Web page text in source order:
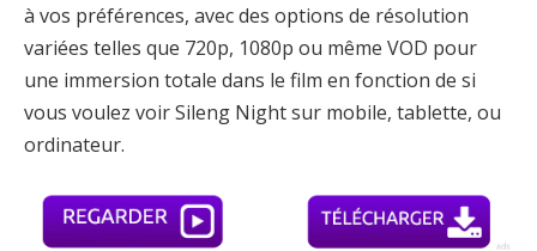
à vos préférences, avec des options de résolution
variées telles que 720p, 1080p ou même VOD pour
une immersion totale dans le film en fonction de si
vous voulez voir Sileng Night sur mobile, tablette, ou
ordinateur.